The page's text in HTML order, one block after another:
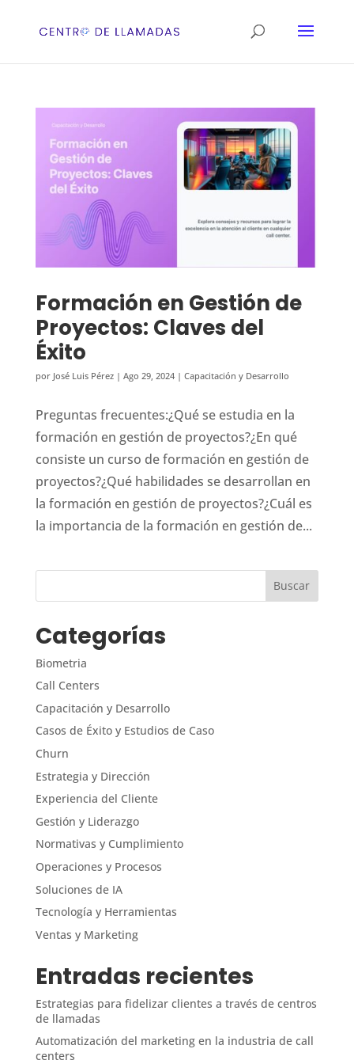
Formación en Gestión de
Proyectos: Claves del
Éxito
por José Luis Pérez| Ago 29, 2024| Capacitación y Desarrollo
Preguntas frecuentes:¿Qué se estudia en la
formación en gestión de proyectos?¿En qué
consiste un curso de formación en gestión de
proyectos?¿Qué habilidades se desarrollan en
la formación en gestión de proyectos?¿Cuál es
la importancia de la formación en gestión de...
Categorías
Biometria
Call Centers
Capacitación y Desarrollo
Casos de Éxito y Estudios de Caso
Churn
Estrategia y Dirección
Experiencia del Cliente
Gestión y Liderazgo
Normativas y Cumplimiento
Operaciones y Procesos
Soluciones de IA
Tecnología y Herramientas
Ventas y Marketing
Entradas recientes
Estrategias para fidelizar clientes a través de centros
de llamadas
Automatización del marketing en la industria de call
centers